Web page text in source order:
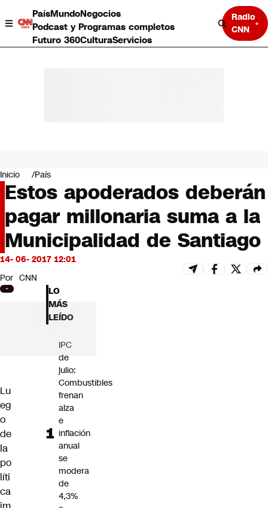
PaísMundoNegocios
Podcast y Programas completos
Futuro 360CulturaServicios
Radio
CNN
Negocios
Deportes
Programas completos
Cultura
Servicios
Bits
CNN tiempo
Futuro 360
Opinión
Inicio País
Estos apoderados deberán
pagar millonaria suma a la
Municipalidad de Santiago
14- 06- 2017 12:01
Por CNN
Lu
eg
o
de
la
po
líti
ca
LO
MÁS
LEÍDO
IPC
de
julio:
Combustibles
frenan
alza
e
inflación
anual
se
modera
de
4,3%